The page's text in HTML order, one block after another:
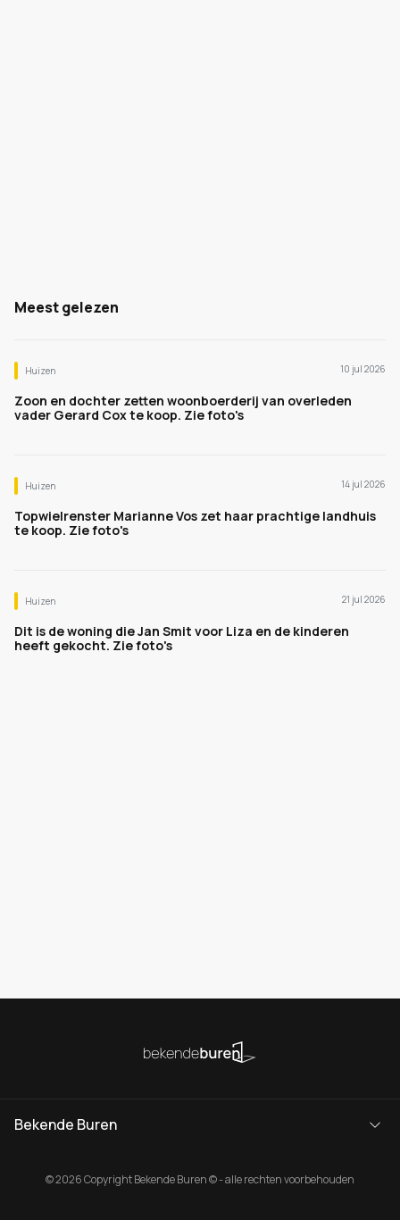
Meest gelezen
Huizen 10 jul 2026
Zoon en dochter zetten woonboerderij van overleden
vader Gerard Cox te koop. Zie foto's
Huizen 14 jul 2026
Topwielrenster Marianne Vos zet haar prachtige landhuis
te koop. Zie foto's
Huizen 21 jul 2026
Dit is de woning die Jan Smit voor Liza en de kinderen
heeft gekocht. Zie foto's
Bekende Buren
© 2026 Copyright Bekende Buren © - alle rechten voorbehouden